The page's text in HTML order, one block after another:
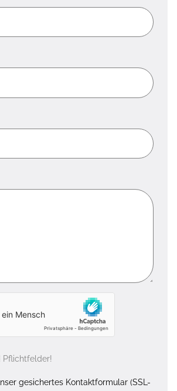
Pflichtfelder!
gesichertes Kontaktformular (SSL-